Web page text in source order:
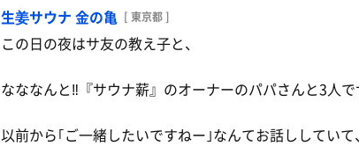
温玉豚キムチ炒め定食
ニュー✨
生姜サウナ 金の亀 [ 東京都 ]
この日の夜はサ友の教え子と、
なななんと‼️『サウナ薪』のオーナーのパパさんと3人で
以前から｢ご一緒したいですねー｣なんてお話ししてい